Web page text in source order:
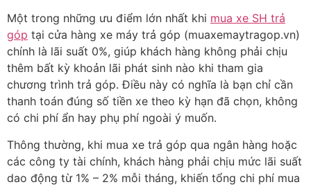
Một trong những ưu điểm lớn nhất khi mua xe SH trả
góp tại cửa hàng xe máy trả góp (muaxemaytragop.vn)
chính là lãi suất 0%, giúp khách hàng không phải chịu
thêm bất kỳ khoản lãi phát sinh nào khi tham gia
chương trình trả góp. Điều này có nghĩa là bạn chỉ cần
thanh toán đúng số tiền xe theo kỳ hạn đã chọn, không
có chi phí ẩn hay phụ phí ngoài ý muốn.
Thông thường, khi mua xe trả góp qua ngân hàng hoặc
các công ty tài chính, khách hàng phải chịu mức lãi suất
dao động từ 1% – 2% mỗi tháng, khiến tổng chi phí mua